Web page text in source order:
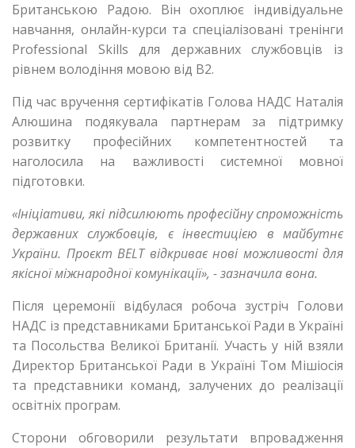
Британською Радою. Він охоплює індивідуальне
навчання, онлайн-курси та спеціалізовані тренінги
Professional Skills для державних службовців із
рівнем володіння мовою від В2.
Під час вручення сертифікатів Голова НАДС Наталія
Алюшина подякувала партнерам за підтримку
розвитку професійних компетентностей та
наголосила на важливості системної мовної
підготовки.
«Ініціативи, які підсилюють професійну спроможність
державних службовців, є інвестицією в майбутнє
України. Проєкт BELT відкриває нові можливості для
якісної міжнародної комунікації», - зазначила вона.
Після церемонії відбулася робоча зустріч Голови
НАДС із представниками Британської Ради в Україні
та Посольства Великої Британії. Участь у ній взяли
Директор Британської Ради в Україні Том Мішіосія
та представники команд, залучених до реалізації
освітніх програм.
Сторони обговорили результати впровадження